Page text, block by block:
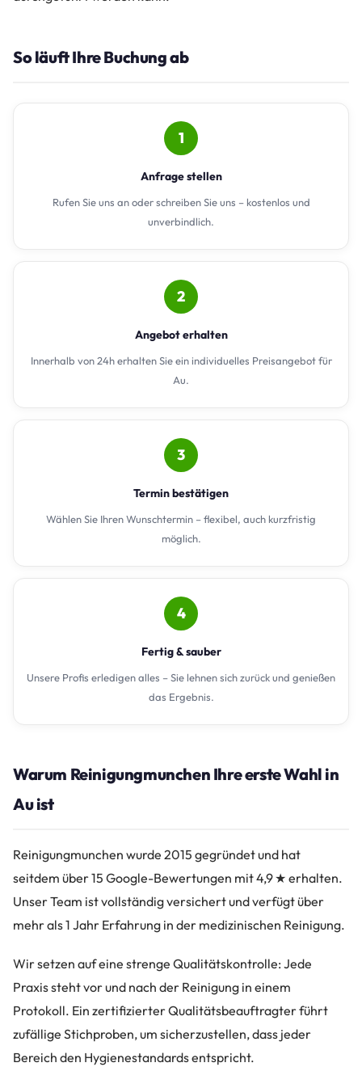
So läuft Ihre Buchung ab
1
Anfrage stellen
Rufen Sie uns an oder schreiben Sie uns – kostenlos und
unverbindlich.
2
Angebot erhalten
Innerhalb von 24h erhalten Sie ein individuelles Preisangebot für
Au.
3
Termin bestätigen
Wählen Sie Ihren Wunschtermin – flexibel, auch kurzfristig
möglich.
4
Fertig & sauber
Unsere Profis erledigen alles – Sie lehnen sich zurück und genießen
das Ergebnis.
Warum Reinigungmunchen Ihre erste Wahl in
Au ist
Reinigungmunchen wurde 2015 gegründet und hat
seitdem über 15 Google-Bewertungen mit 4,9 ★ erhalten.
Unser Team ist vollständig versichert und verfügt über
mehr als 1 Jahr Erfahrung in der medizinischen Reinigung.
Wir setzen auf eine strenge Qualitätskontrolle: Jede
Praxis steht vor und nach der Reinigung in einem
Protokoll. Ein zertifizierter Qualitätsbeauftragter führt
zufällige Stichproben, um sicherzustellen, dass jeder
Bereich den Hygienestandards entspricht.